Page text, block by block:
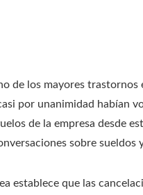
de los mayores
por unanimidad habían
de la empresa desde
sobre sueldos
establece que las